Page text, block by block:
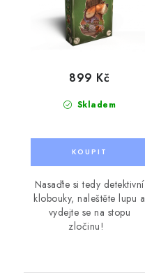
Skladem
899 Kč
Nasaďte si tedy detektivní
klobouky, naleštěte lupu a
vydejte se na stopu
zločinu!